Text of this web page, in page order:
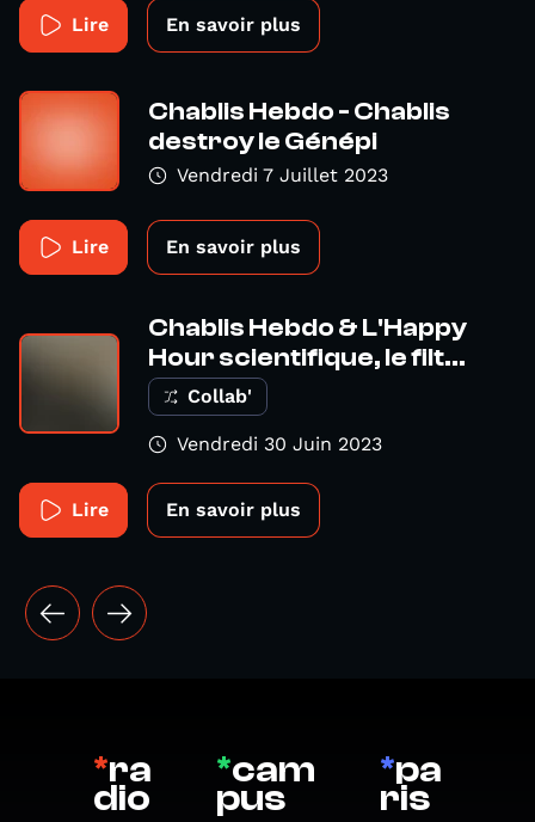
Lire En savoir plus
Chablis Hebdo - Chablis
destroy le Génépi
Vendredi 7 Juillet 2023
Lire En savoir plus
Chablis Hebdo & L'Happy
Hour scientifique, le filt...
Collab'
Vendredi 30 Juin 2023
Lire En savoir plus
*ra
dio
*cam
pus
*pa
ris